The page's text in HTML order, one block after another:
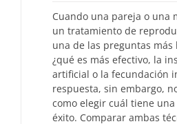
Cuando una pareja o una
un tratamiento de
una de las preguntas más
¿qué es más efectivo, la
artificial o la fecundación
respuesta, sin embargo,
como elegir cuál tiene
éxito. Comparar ambas